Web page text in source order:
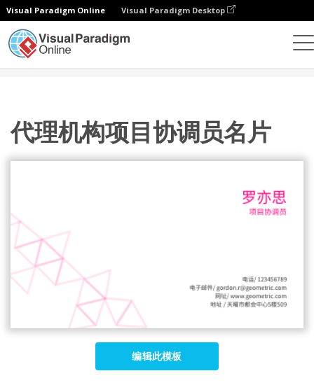
Visual Paradigm Online Visual Paradigm Desktop
代理机构项目协调员名片
编辑此模板